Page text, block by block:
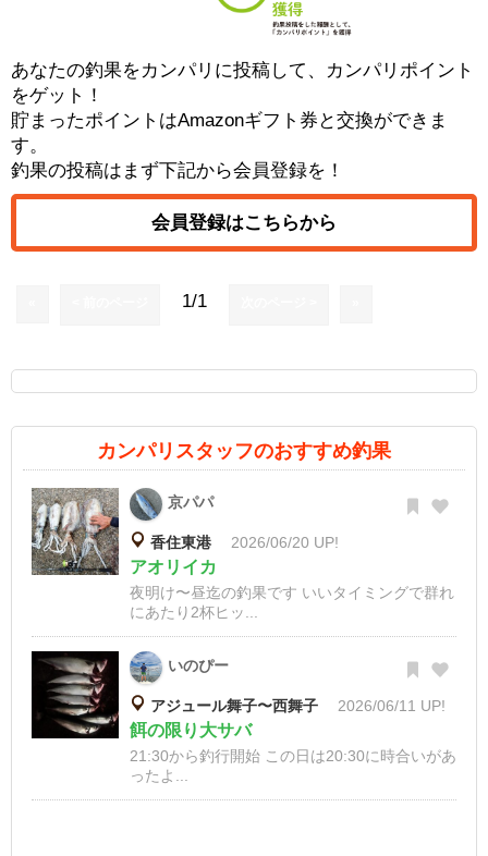
あなたの釣果をカンパリに投稿して、カンパリポイント
をゲット！
貯まったポイントはAmazonギフト券と交換ができま
す。
釣果の投稿はまず下記から会員登録を！
会員登録はこちらから
1/1
カンパリスタッフのおすすめ釣果
京パパ
香住東港 2026/06/20 UP!
アオリイカ
夜明け〜昼迄の釣果です いいタイミングで群れ
にあたり2杯ヒッ...
いのぴー
アジュール舞子〜西舞子 2026/06/11 UP!
餌の限り大サバ
21:30から釣行開始 この日は20:30に時合いがあ
ったよ...